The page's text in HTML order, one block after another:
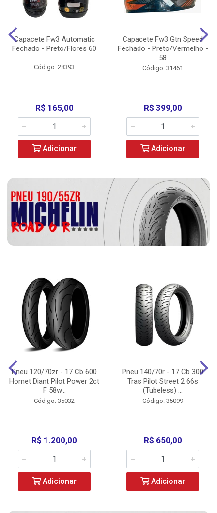
Capacete Fw3 Automatic
Fechado - Preto/Flores 60
Código: 28393
R$ 165,00
Adicionar
Capacete Fw3 Gtn Speed
Fechado - Preto/Vermelho -
58
Código: 31461
R$ 399,00
Adicionar
Pneu 120/70zr - 17 Cb 600
Hornet Diant Pilot Power 2ct
F 58w...
Código: 35032
R$ 1.200,00
Adicionar
Pneu 140/70r - 17 Cb 300
Tras Pilot Street 2 66s
(Tubeless) ...
Código: 35099
R$ 650,00
Adicionar